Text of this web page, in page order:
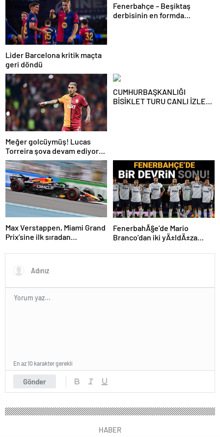
Lider Barcelona kritik maçta
geri döndü
Fenerbahçe – Beşiktaş
derbisinin en formda
Meğer golcüymüş! Lucas
Torreira şova devam ediyor…
CUMHURBAŞKANLIĞI
BİSİKLET TURU CANLI İZLE:
Max Verstappen, Miami Grand
Prix’sine ilk sıradan
FenerbahÃ§e’de Mario
Branco’dan iki yÄ±ldÄ±za
sezon yoksunuz”
Gönder
En az 10 karakter gerekli
HABER